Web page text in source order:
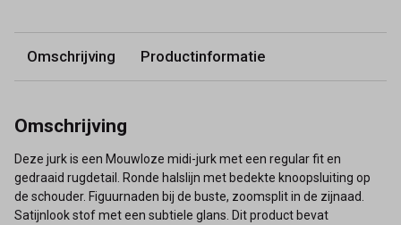
Omschrijving Productinformatie
Omschrijving
Deze jurk is een Mouwloze midi-jurk met een regular fit en
gedraaid rugdetail. Ronde halslijn met bedekte knoopsluiting op
de schouder. Figuurnaden bij de buste, zoomsplit in de zijnaad.
Satijnlook stof met een subtiele glans. Dit product bevat